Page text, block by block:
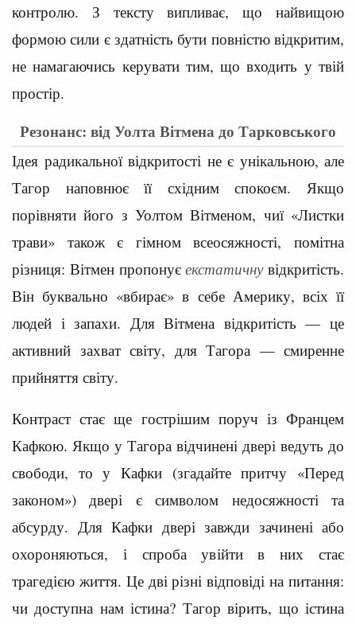
контролю. З тексту випливає, що найвищою
формою сили є здатність бути повністю відкритим,
не намагаючись керувати тим, що входить у твій
простір.
Резонанс: від Уолта Вітмена до Тарковського
Ідея радикальної відкритості не є унікальною, але
Тагор наповнює її східним спокоєм. Якщо
порівняти його з Уолтом Вітменом, чиї «Листки
трави» також є гімном всеосяжності, помітна
різниця: Вітмен пропонуєекстатичнувідкритість.
Він буквально «вбирає» в себе Америку, всіх її
людей і запахи. Для Вітмена відкритість — це
активний захват світу, для Тагора — смиренне
прийняття світу.
Контраст стає ще гострішим поруч із Францем
Кафкою. Якщо у Тагора відчинені двері ведуть до
свободи, то у Кафки (згадайте притчу «Перед
законом») двері є символом недосяжності та
абсурду. Для Кафки двері завжди зачинені або
охороняються, і спроба увійти в них стає
трагедією життя. Це дві різні відповіді на питання:
чи доступна нам істина? Тагор вірить, що істина